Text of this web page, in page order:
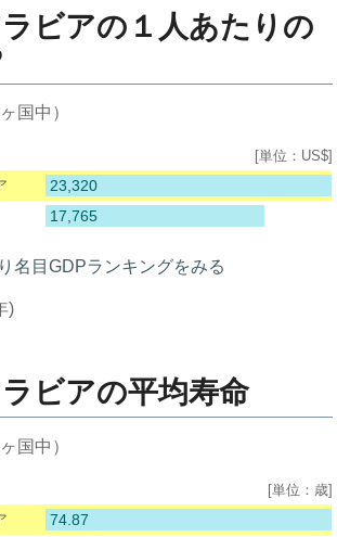
ビアの１人あたりの
国中）
[単位：US$]
23,320
17,765
名目GDPランキングをみる
)
ビアの平均寿命
国中）
[単位：歳]
74.87